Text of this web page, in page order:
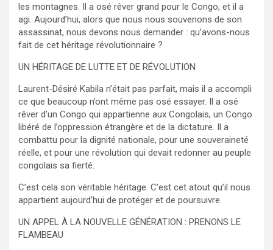
les montagnes. Il a osé rêver grand pour le Congo, et il a
agi. Aujourd’hui, alors que nous nous souvenons de son
assassinat, nous devons nous demander : qu’avons-nous
fait de cet héritage révolutionnaire ?
UN HÉRITAGE DE LUTTE ET DE RÉVOLUTION
Laurent-Désiré Kabila n’était pas parfait, mais il a accompli
ce que beaucoup n’ont même pas osé essayer. Il a osé
rêver d’un Congo qui appartienne aux Congolais, un Congo
libéré de l’oppression étrangère et de la dictature. Il a
combattu pour la dignité nationale, pour une souveraineté
réelle, et pour une révolution qui devait redonner au peuple
congolais sa fierté.
C’est cela son véritable héritage. C’est cet atout qu’il nous
appartient aujourd’hui de protéger et de poursuivre.
UN APPEL À LA NOUVELLE GÉNÉRATION : PRENONS LE
FLAMBEAU